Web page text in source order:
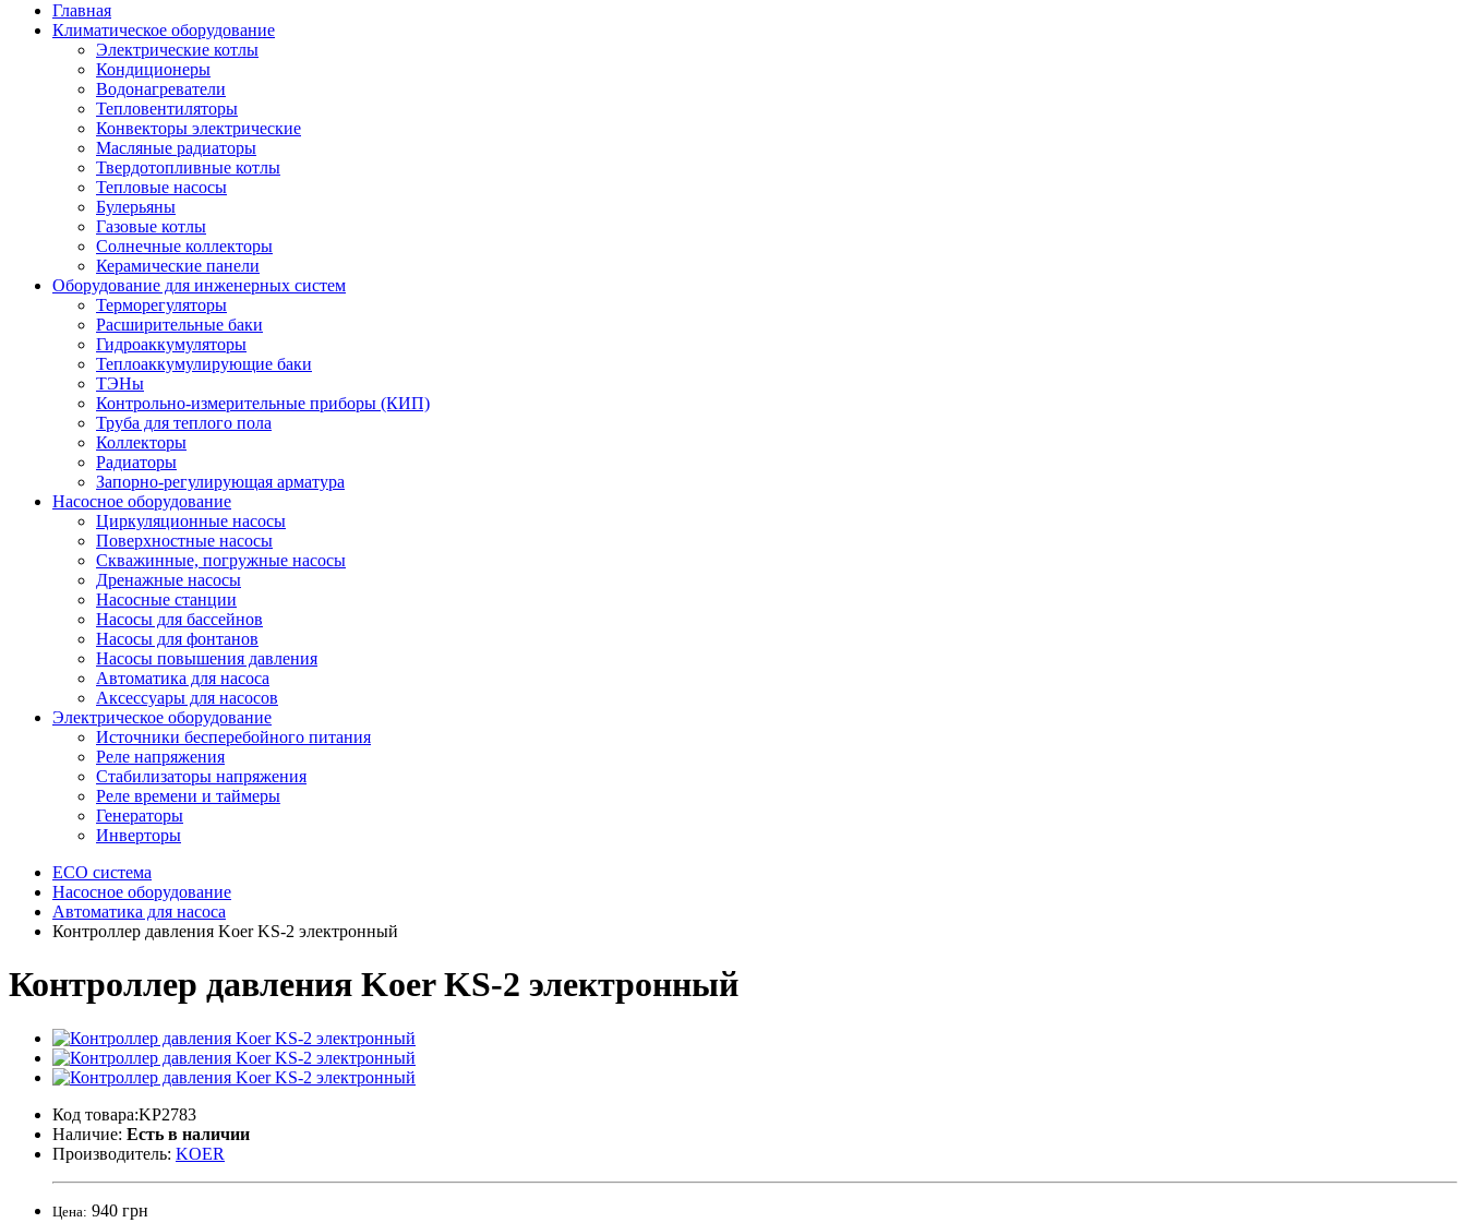
Главная
Климатическое оборудование
Электрические котлы
Кондиционеры
Водонагреватели
Тепловентиляторы
Конвекторы электрические
Масляные радиаторы
Твердотопливные котлы
Тепловые насосы
Булерьяны
Газовые котлы
Солнечные коллекторы
Керамические панели
Оборудование для инженерных систем
Терморегуляторы
Расширительные баки
Гидроаккумуляторы
Теплоаккумулирующие баки
ТЭНы
Контрольно-измерительные приборы (КИП)
Труба для теплого пола
Коллекторы
Радиаторы
Запорно-регулирующая арматура
Насосное оборудование
Циркуляционные насосы
Поверхностные насосы
Скважинные, погружные насосы
Дренажные насосы
Насосные станции
Насосы для бассейнов
Насосы для фонтанов
Насосы повышения давления
Автоматика для насоса
Аксессуары для насосов
Электрическое оборудование
Источники бесперебойного питания
Реле напряжения
Стабилизаторы напряжения
Реле времени и таймеры
Генераторы
Инверторы
ECO система
Насосное оборудование
Автоматика для насоса
Контроллер давления Koer KS-2 электронный
Контроллер давления Koer KS-2 электронный
Код товара:KP2783
Наличие: Есть в наличии
Производитель: KOER
Цена: 940 грн